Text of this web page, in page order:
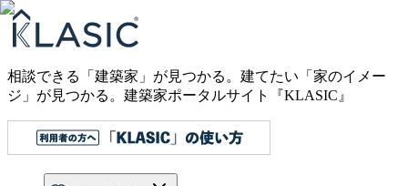
相談できる「建築家」が見つかる。建てたい「家のイメー
ジ」が見つかる。 建築家ポータルサイト『KLASIC』